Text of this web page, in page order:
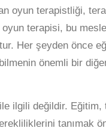
oyun terapistliği,
terapisi, bu
Her şeyden önce
önemli bir
ilgili değildir. Eğitim,
tanımak